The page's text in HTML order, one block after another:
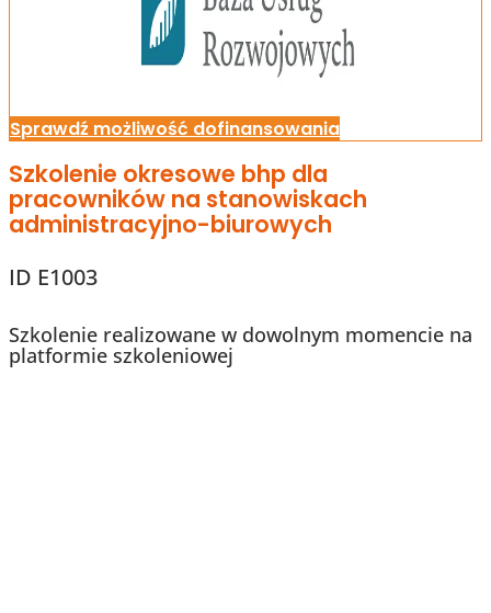
Sprawdź możliwość dofinansowania
Szkolenie okresowe bhp dla
pracowników na stanowiskach
administracyjno-biurowych
ID E1003
Szkolenie realizowane w dowolnym momencie na
platformie szkoleniowej